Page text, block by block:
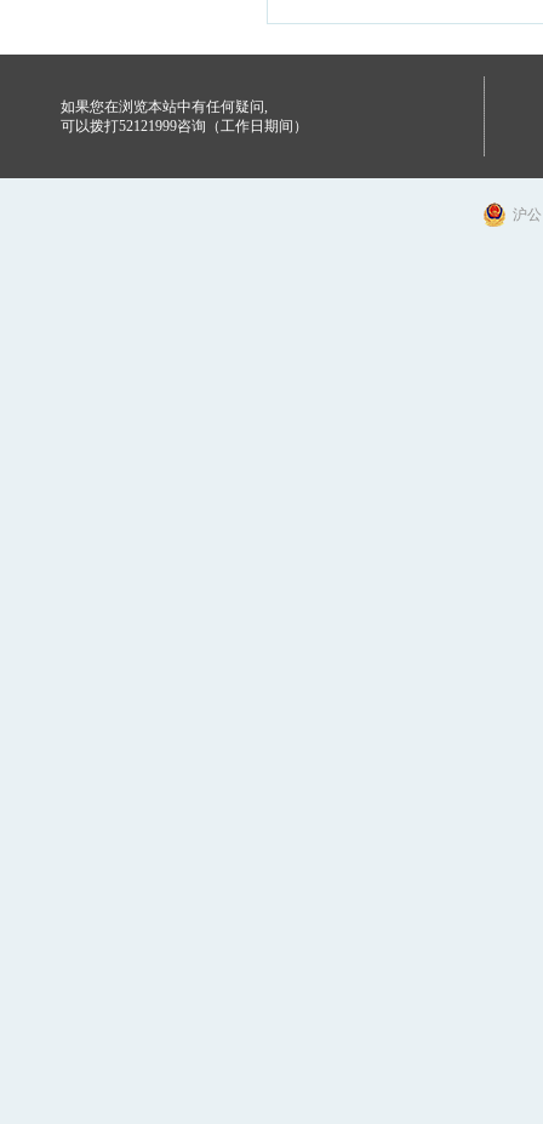
如果您在浏览本站中有任何疑问,
可以拨打52121999咨询（工作日期间）
沪公